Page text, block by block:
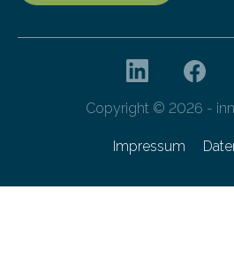
Copyright © 2026 -
Impressum